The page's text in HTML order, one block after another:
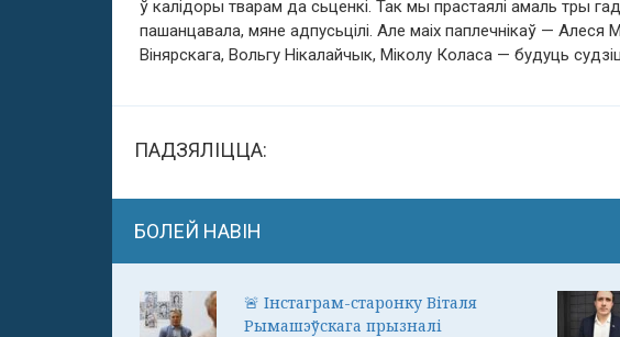
ў калідоры тварам да сьценкі. Так мы прастаялі амаль тры
пашанцавала, мяне адпусьцілі. Але маіх паплечнікаў — Алеся
Вінярскага, Вольгу Нікалайчык, Міколу Коласа — будуць
ПАДЗЯЛІЦЦА:
БОЛЕЙ НАВІН
🚨 Інстаграм-старонку Віталя
Рымашэўскага прызналі